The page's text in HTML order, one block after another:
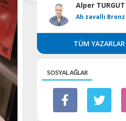
Alper TURGUT
Ah zavallı Bronz
TÜM YAZARLAR
SOSYAL AĞLAR